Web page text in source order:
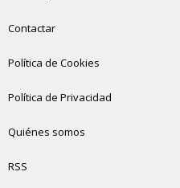
Contactar
Política de Cookies
Política de Privacidad
Quiénes somos
RSS